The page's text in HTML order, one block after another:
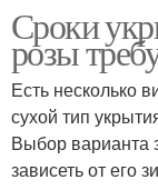
Сроки
розы
Есть несколько
сухой тип
Выбор варианта
зависеть от его